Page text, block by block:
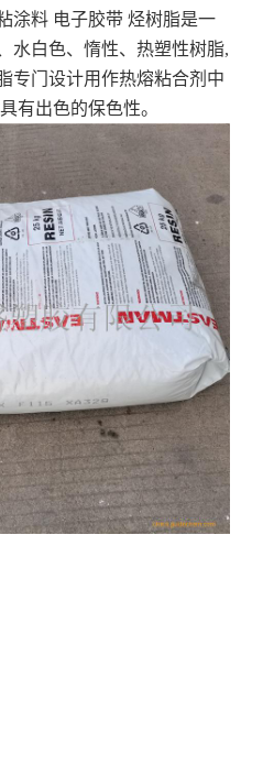
涂料 电子胶带 烃树脂是一
水白色、惰性、热塑性树脂,
专门设计用作热熔粘合剂中
有出色的保色性。